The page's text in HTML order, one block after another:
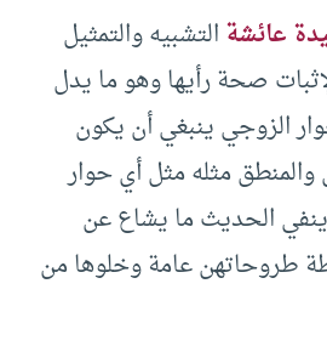
عائشةالتشبيه والتمثيل
صحة رأيها وهو ما يدل
الزوجي ينبغي أن يكون
والمنطق مثله مثل أي حوار
الحديث ما يشاع عن
طروحاتهن عامة وخلوها من